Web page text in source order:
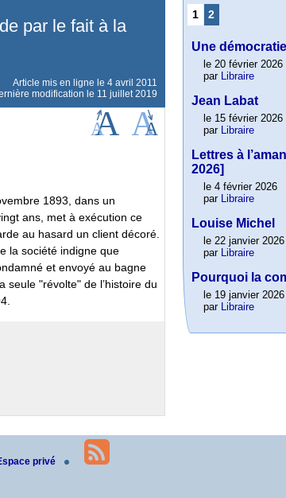
par le fait à la
Article mis en ligne le 4 avril 2011
modification le 11 juillet 2019
1893, dans un
ans, met à exécution ce
au hasard un client décoré.
la société indigne que
et envoyé au bagne
seule "révolte" de l’histoire du
1 2
Une
le 20 février 2026
par Libraire
Jean Labat
le 15 février 2026
par Libraire
Lettres à
2026]
le 4 février 2026
par Libraire
Louise Michel
le 22 janvier 2026
par Libraire
Pourquoi la
le 19 janvier 2026
par Libraire
privé